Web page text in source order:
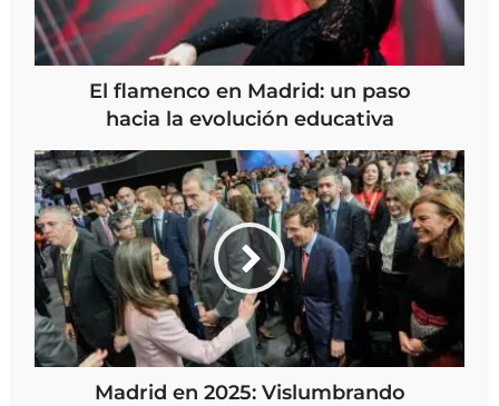
El flamenco en Madrid: un paso
hacia la evolución educativa
Madrid en 2025: Vislumbrando